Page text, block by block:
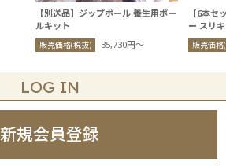
【別送品】ジップポール 養生用ポー
ルキット
販売価格(税抜) 35,730円〜
【6本セ
ー スリ
販売価格
LOG IN
新規会員登録